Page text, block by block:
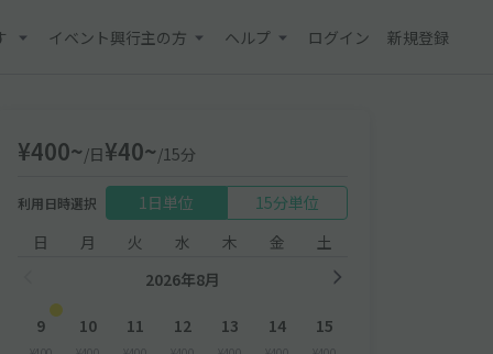
イベント興行主の方 ヘルプ ログイン 新規登録
¥400~/日¥40~/15分
利用日時選択 1日単位
15分単位
日
月 火 水 木 金
土
2026年8月
9 10 11 12 13 14 15